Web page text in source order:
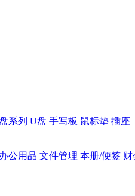
系列 U盘 手写板 鼠标垫 插座
办公用品 文件管理 本册/便签 财